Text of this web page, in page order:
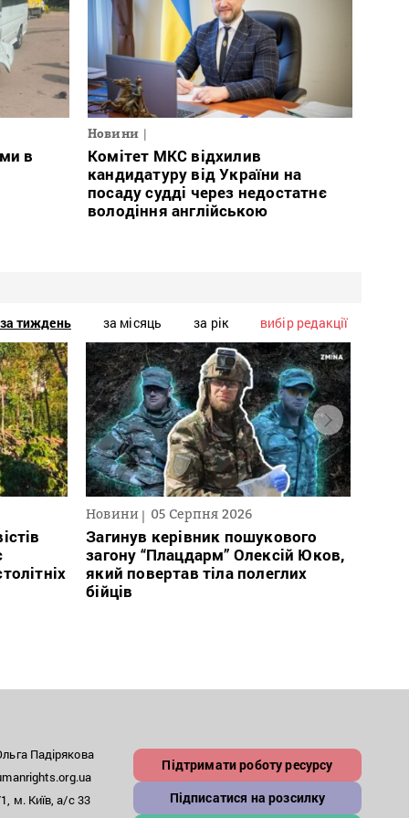
в
Новини
Комітет МКС відхилив
кандидатуру від України на
посаду судді через недостатнє
володіння англійською
за тиждень за місяць за рік вибір редакції
Новини 05 Серпня 2026
Загинув керівник пошукового
загону “Плацдарм” Олексій Юков,
який повертав тіла полеглих
бійців
Падірякова
м. Київ, а/с 33
Підтримати роботу ресурсу
Підписатися на розсилку